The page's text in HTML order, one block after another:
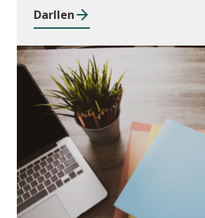
Darllen